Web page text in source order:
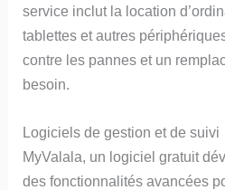
service inclut la location
tablettes et autres
contre les pannes et un
besoin.
Logiciels de gestion et de suivi
MyValala, un logiciel gratuit
des fonctionnalités avancées